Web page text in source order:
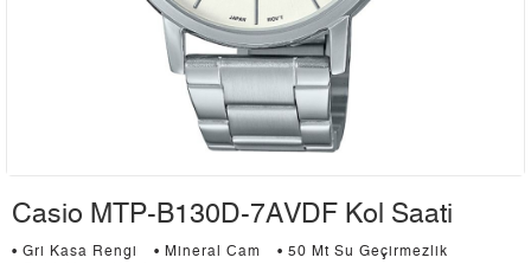
Casio MTP-B130D-7AVDF Kol Saati
• Gri Kasa Rengi • Mineral Cam
• 50 Mt Su Geçirmezlik